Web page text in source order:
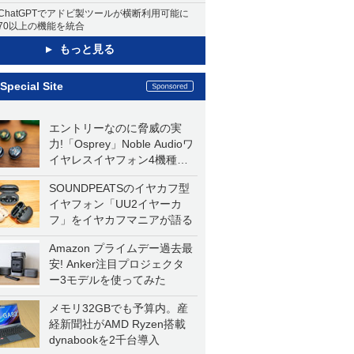
でアドビ製ツールが横断利用可能に
以上の機能を統合
もっと見る
Special Site
エントリーなのに脅威の実
力!「Osprey」Noble Audioワ
イヤレスイヤフォン4機種を
一気に聴く
SOUNDPEATSのイヤカフ型
イヤフォン「UU2イヤーカ
フ」をイヤカフマニアが語る
Amazon プライムデー過去最
安! Anker注目プロジェクタ
ー3モデルを使ってみた
メモリ32GBでも予算内。産
経新聞社がAMD Ryzen搭載
dynabookを2千台導入